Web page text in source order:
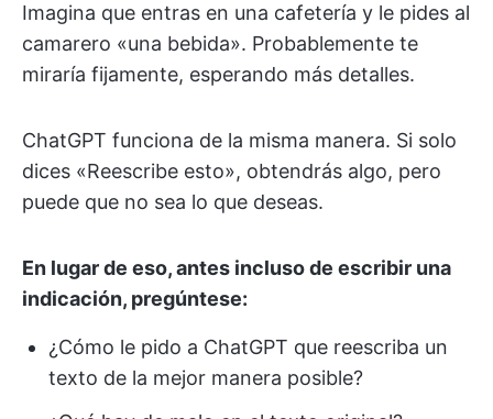
Imagina que entras en una cafetería y le pides al
camarero «una bebida». Probablemente te
miraría fijamente, esperando más detalles.
ChatGPT funciona de la misma manera. Si solo
dices «Reescribe esto», obtendrás algo, pero
puede que no sea lo que deseas.
En lugar de eso, antes incluso de escribir una
indicación, pregúntese:
¿Cómo le pido a ChatGPT que reescriba un
texto de la mejor manera posible?